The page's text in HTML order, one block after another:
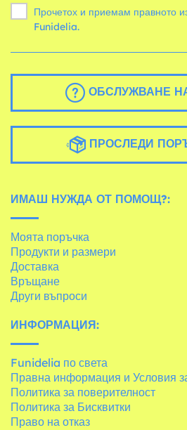
Прочетох и приемам правното
Funidelia.
ОБСЛУЖВАНЕ
ПРОСЛЕДИ
ИМАШ НУЖДА ОТ ПОМОЩ?:
Моята поръчка
Продукти и размери
Доставка
Връщане
Други въпроси
ИНФОРМАЦИЯ:
Funidelia по света
Правна информация и Условия
Политика за поверителност
Политика за Бисквитки
Право на отказ